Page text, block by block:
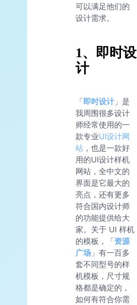
可以满足他们的
设计需求。
1、即时设
计
「即时设计 」是
我周围很多设计
师经常使用的一
款专业UI设计网
站 ，也是一款好
用的UI设计样机
网站，全中文的
界面是它最大的
亮点，还有更多
符合国内设计师
的功能提供给大
家。关于 UI 样机
的模板，「资源
广场 」有一百多
套不同型号的样
机模板，尺寸规
格都是确定的，
如何有符合你需